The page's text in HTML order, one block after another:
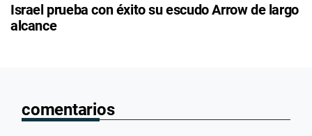
Israel prueba con éxito su escudo Arrow de largo
alcance
comentarios